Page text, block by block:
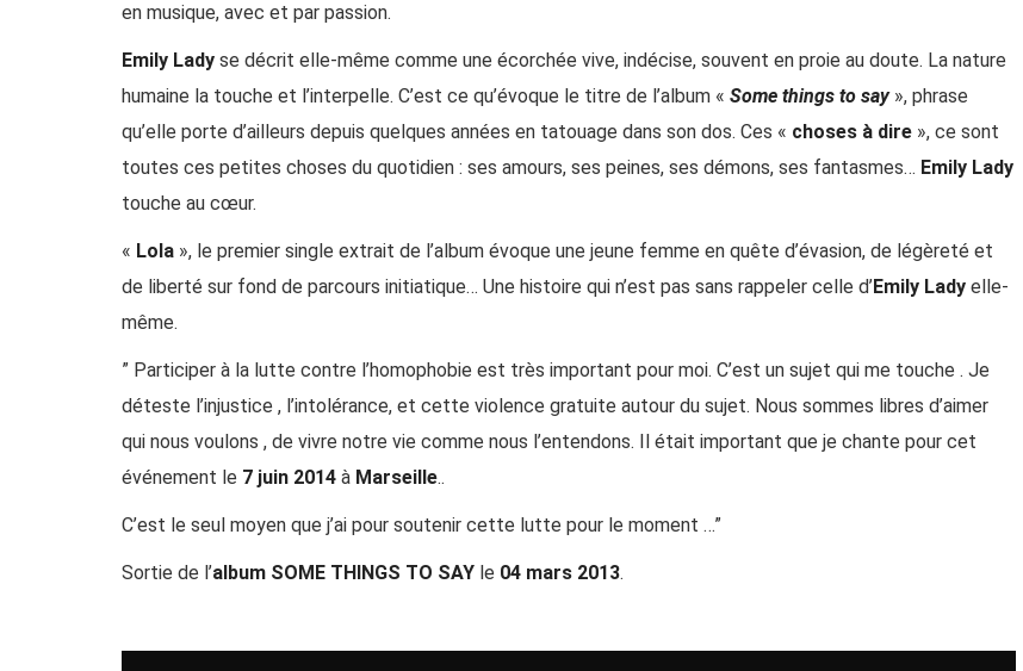
en musique, avec et par passion.
Emily Lady se décrit elle-même comme une écorchée vive, indécise, souvent en proie au doute. La nature
humaine la touche et l’interpelle. C’est ce qu’évoque le titre de l’album « Some things to say», phrase
qu’elle porte d’ailleurs depuis quelques années en tatouage dans son dos. Ces « choses à dire », ce sont
toutes ces petites choses du quotidien : ses amours, ses peines, ses démons, ses fantasmes… Emily Lady
touche au cœur.
« Lola », le premier single extrait de l’album évoque une jeune femme en quête d’évasion, de légèreté et
de liberté sur fond de parcours initiatique… Une histoire qui n’est pas sans rappeler celle d’Emily Lady elle-
même.
” Participer à la lutte contre l’homophobie est très important pour moi. C’est un sujet qui me touche . Je
déteste l’injustice , l’intolérance, et cette violence gratuite autour du sujet. Nous sommes libres d’aimer
qui nous voulons , de vivre notre vie comme nous l’entendons. Il était important que je chante pour cet
événement le 7 juin 2014 à Marseille..
C’est le seul moyen que j’ai pour soutenir cette lutte pour le moment …”
Sortie de l’album SOME THINGS TO SAY le 04 mars 2013.